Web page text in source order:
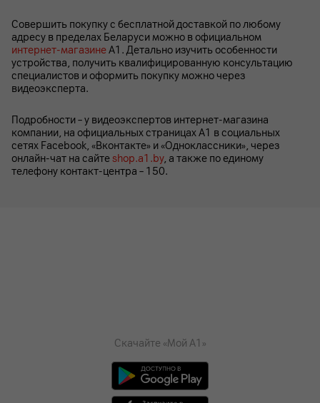
Совершить покупку с бесплатной доставкой по любому
адресу в пределах Беларуси можно в официальном
интернет-магазинеА1. Детально изучить особенности
устройства, получить квалифицированную консультацию
специалистов и оформить покупку можно через
видеоэксперта.
Подробности – у видеоэкспертов интернет-магазина
компании, на официальных страницах A1 в социальных
сетях Facebook, «Вконтакте» и «Одноклассники», через
онлайн-чат на сайтеshop.a1.by, а также по единому
телефону контакт-центра – 150.
Скачайте «Мой А1»